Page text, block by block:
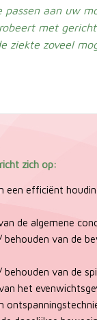
aan uw
met
ziekte zoveel
zich op:
een efficiënt
de algemene
van de
van de
het